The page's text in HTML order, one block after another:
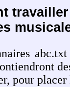
pour placer